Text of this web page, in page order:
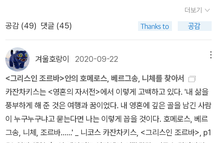
변호하고 싶었을까? 내생각에 그것은 (미래의 목표가 아니라) 그가
늘 자신의 현재의임무로 여겨온 모든 가치의 전도를 실천하는 비도덕
이다. 이것이 마지막 4장의 내용이다. 다이너마이트, 진리를말하고
활을 잘 쏘는 페르시아적 덕, “이 파렴치한 것을 분쇄하라”는볼테르
의 반교회 구호는 모두 이제까지 도덕이라고 믿어온 것과 그 도덕
이 제시한 삶을 사는 선한 인간, 곧 눈을 깜박이는 최후의 인간들을 겨
냥한다. 이 도덕은 있는 그대로의세계 대신 ‘피안(beyond)’과 ‘참된
세계’ 개념을 고안해냈다. 그도덕은 삶을 신으로 대체하고, 인류를 개
선한다는 신성한 구실로 삶의 피를 빨아대는 흡혈귀이다. 책의 마지
싫어하는 태도를 수정했으며, 한 시대 동안 창조적인 삶과 이 삶의 자
기찬양의 힘 사이에 그어져 있던 경계를 없앴다. 저는 지금, 세계사가
사람을 보라』입니다. ‘견유주의’라는 표현은 여기서 두 방향을 가리킨
다. 우선 섭생문제와 건강문제를 복음과 유사한 수준까지 올리는 것
이다. 19세기와 20세기의 대부분을 요약하는 말이며, 이미 21세기
전체의 방향을 예고하는 말이다. 다른 한편으로 좋은 소식과 자기찬
양 에너지의 병합을 향한 방향이다. 그래서 ‘견유적’이란 말과 ‘복음
적’이란 말은 이제부터 항목별로 같은 의미를 지닌다. 210-211p 우
리는 니체를 최초의 진정한 후원자로 불러도 될 것이다. 좀더 고상한
황혼. 안티크리스트. 이 사람을 보라. 디오니소스 송가. 니체 대 바그
너》 (책세상, 2002년)니체는 《비극의 탄생》에서 ‘아폴론적 예술(이
성, 질서)’과 ‘디오니소스적 예술(감정, 무질서)’의 합일을 강조한다.
두 가지 개념이 합쳐진 것이 바로 고대 그리스 비극의 특징인데, 이성
을 중시한 소크라테스가 등장하면서부터 비극의 본질이 변색되었다
고 주장한다. 니체는 자신이 쓴 책들을 소개한 《이 사람을 보라》에서
《비극의 탄생》이 ‘그리스(예술)을 와해시킨 소크라테스’를 최초로 비
판한 책이라고 자평했다.플라톤의 글이 나만 지루하게 느꼈던 것은
아니다. 니체 역시 도덕과 최고선을 설파하는 플라톤에 반감을 느꼈
다. * 프리드리히 니체, 박찬국 옮김 《우상의 황혼》 (아카넷, 2015
니까 책방지기는 책 속에 있는 도판 대부분이 무서워서 웬만하면 잘
펼쳐보지 않는다고 했다. 오히려 《추의 역사》를 즐겨 읽은 내가 신기
그려진 삽화뿐만 아니라 실제로 잘려 나간 사람의 목이 나오는 사진
도 있다.책방지기와 니체에 관해 이야기를 나누었는데, 책방지기는
아포리즘(aphorism) 위주로 된 니체의 글을 좋아하지 않는다고 했
다. 그 이유는 짧은 문장을 보면 볼수록 니체가 뭘 말하려고 하는지 이
해하기 어렵다고. * 에밀 시오랑 《태어났음의 불편함》 (현암사, 202
0)* [구판 절판] 에밀 시오랑 《지금 이 순간, 나는 아프다: 태어남의
불행에 대해》 (챕터하우스, 2013) 그러면서 에밀 시오랑(Emil Cior
은 “원기를 되찾게 해주는” 곡이다(《바그너의 경우》).니체는 모파상
의 어떤 점에서 특별한 호감을 느꼈을까? 우리는 모파상의 작품에서
니체 철학과 비슷한 것을 읽어낼 수 있을까? 호기심 많은 독자라
면 니체와 모파상의 연관성을 찾아보기 위한 독서를 해볼 수 있겠
다. 일단 이 글에서는 니체와 모파상의 삶에서 확인할 수 있는 공통점
을 조명해보려고 한다. * [절판] 데버러 헤이든 《매독: 매독 그리고
어둠 속의 신사들》 (길산, 2004)니체와 모파상은 매독 환자였다.
이 두 사람 모두 정신 발작과 착란 증세를 보였다. 니체의 친구 페터
가스트(Peter Gast)는 정열을 중시하는 니체의 디오니소스(Diony
sos) 철학이 그가 미쳤기에 나올 수 있었다고 주장했다. 그렇지만 대
는데 (미니북만 판매중.이 책보다 작은 듯?)이건 책 상태가 좋은 편이
라 훔치고 싶긴 하다. (워워)그리고 어제 scott님의 페이퍼에 등장한
니체의 책! 바그너랑 그렇고 그런 사이(삼각관계에 철학적 논쟁?까
지)였는줄 처음 알았다. 자세한 내용이 궁금해 급히 추가주문 함.햄릿
포함 원서도 두권(..음 읽을 수..있겠지?)어떤 아이부터 읽어야 할지
많이 혼란 스럽다.1등만 모아놔도 순위가 갈리듯.주문 때는 분명 다
빨리 읽고 싶어 주문 했지만한 권 씩 읽어야 하니까. 행복한 고민 시
작!!
더보기
공감 (49) 댓글 (45)
겨울호랑이 2020-09-22
<그리스인 조르바>안의 호메로스, 베르그송, 니체를 찾아서
카잔차키스는 <영혼의 자서전>에서 이렇게 고백하고 있다. '내 삶을
풍부하게 해 준 것은 여행과 꿈이었다. 내 영혼에 깊은 골을 남긴 사람
이 누구누구냐고 묻는다면 나는 이렇게 꼽을 것이다. 호메로스, 베르
그송, 니체, 조르바......' _ 니코스 카잔차키스, <그리스인 조르바>, p1